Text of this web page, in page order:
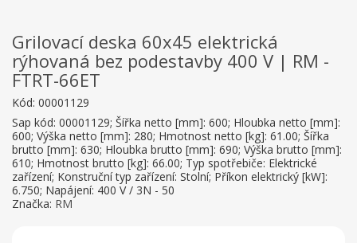
Grilovací deska 60x45 elektrická
rýhovaná bez podestavby 400 V | RM -
FTRT-66ET
Kód: 00001129
Sap kód: 00001129; Šířka netto [mm]: 600; Hloubka netto [mm]:
600; Výška netto [mm]: 280; Hmotnost netto [kg]: 61.00; Šířka
brutto [mm]: 630; Hloubka brutto [mm]: 690; Výška brutto [mm]:
610; Hmotnost brutto [kg]: 66.00; Typ spotřebiče: Elektrické
zařízení; Konstruční typ zařízení: Stolní; Příkon elektrický [kW]:
6.750; Napájení: 400 V / 3N - 50
Značka: RM